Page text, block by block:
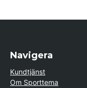
Navigera
Kundtjänst
Om Sporttema